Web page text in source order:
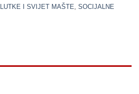
LUTKE I SVIJET MAŠTE SOCIJALNE